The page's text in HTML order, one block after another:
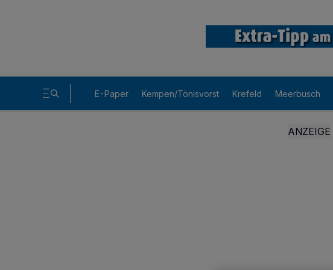
E-Paper Kempen/Tönisvorst Krefeld Meerbusch